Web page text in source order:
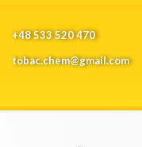
+48 533 520 470
tobac.chem@gmail.com